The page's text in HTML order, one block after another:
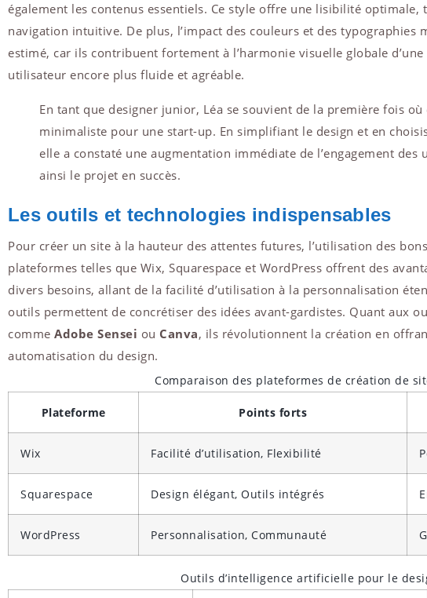
également les contenus essentiels. Ce style offre une lisibilité optimale,
navigation intuitive. De plus, l’impact des couleurs et des typographies
estimé, car ils contribuent fortement à l’harmonie visuelle globale
utilisateur encore plus fluide et agréable.
En tant que designer junior, Léa se souvient de la première fois
minimaliste pour une start-up. En simplifiant le design et en
elle a constaté une augmentation immédiate de l’engagement
ainsi le projet en succès.
Les outils et technologies indispensables
Pour créer un site à la hauteur des attentes futures, l’utilisation des
plateformes telles que Wix, Squarespace et WordPress offrent des
divers besoins, allant de la facilité d’utilisation à la personnalisation
outils permettent de concrétiser des idées avant-gardistes. Quant aux
comme Adobe Sensei ou Canva, ils révolutionnent la création en
automatisation du design.
Comparaison des plateformes de création de
Plateforme Points forts
Wix Facilité d’utilisation, Flexibilité
Squarespace Design élégant, Outils intégrés
WordPress Personnalisation, Communauté
Outils d’intelligence artificielle pour le